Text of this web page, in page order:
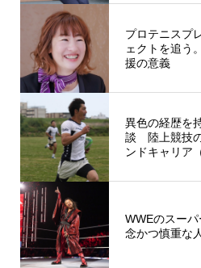
プロテニスプ
ェクトを追う
援の意義
異色の経歴を
談 陸上競技
ンドキャリア
WWEのスー
念かつ慎重な